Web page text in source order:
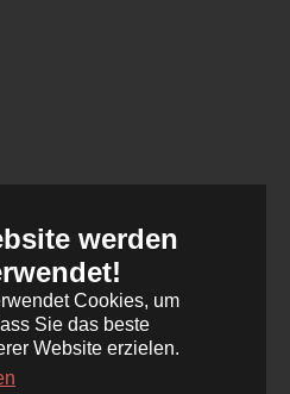
werden
Cookies, um
Sie das beste
Website erzielen.